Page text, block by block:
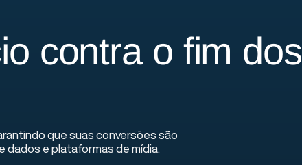
contra o fim dos
que suas conversões são
dados e plataformas de mídia.